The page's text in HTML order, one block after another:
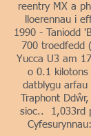
reentry MX a
lloerennau i
1990 - Taniodd
700 troedfedd
Yucca U3 am
o 0.1
datblygu arfau
Traphont
sioc.. 1,033rd
Cyfesurynnau: